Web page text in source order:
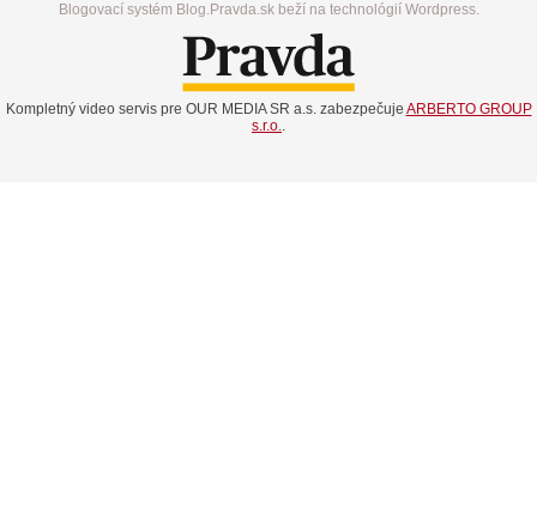
Blogovací systém Blog.Pravda.sk beží na technológií Wordpress.
Kompletný video servis pre OUR MEDIA SR a.s. zabezpečuje ARBERTO GROUP
s.r.o..